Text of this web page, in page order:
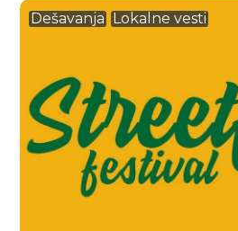
Dešavanja Lokalne vesti